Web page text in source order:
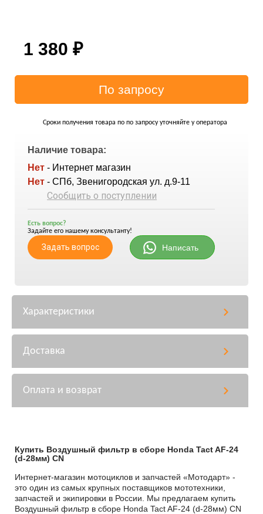
1 380 ₽
Сроки получения товара по по запросу уточняйте у оператора
Наличие товара:
Нет - Интернет магазин
Нет - СПб, Звенигородская ул. д.9-11
Сообщить о поступлении
Есть вопрос?
Задайте его нашему консультанту!
Задать вопрос Написать
Характеристики
Доставка
Оплата и возврат
Купить Воздушный фильтр в сборе Honda Tact AF-24
(d-28мм) CN
Интернет-магазин мотоциклов и запчастей «Мотодарт» -
это один из самых крупных поставщиков мототехники,
запчастей и экипировки в России. Мы предлагаем купить
Воздушный фильтр в сборе Honda Tact AF-24 (d-28мм) CN